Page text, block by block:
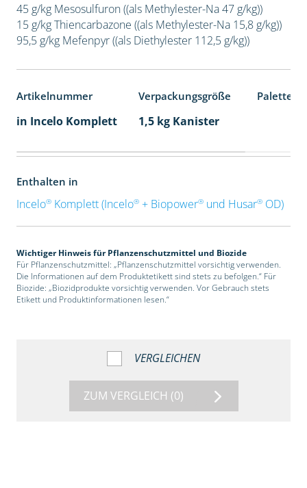
45 g/kg Mesosulfuron ((als Methylester-Na 47 g/kg))
15 g/kg Thiencarbazone ((als Methylester-Na 15,8 g/kg))
95,5 g/kg Mefenpyr ((als Diethylester 112,5 g/kg))
Artikelnummer Verpackungsgröße
in Incelo Komplett 1,5 kg Kanister
Enthalten in
Incelo®Komplett (Incelo®+ Biopower®und Husar®OD)
Wichtiger Hinweis für Pflanzenschutzmittel und Biozide
Für Pflanzenschutzmittel: „Pflanzenschutzmittel vorsichtig verwenden.
Die Informationen auf dem Produktetikett sind stets zu befolgen.“ Für
Biozide: „Biozidprodukte vorsichtig verwenden. Vor Gebrauch stets
Etikett und Produktinformationen lesen.“
VERGLEICHEN
ZUM VERGLEICH (0)